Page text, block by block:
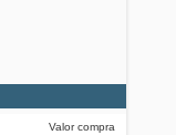
Valor compra